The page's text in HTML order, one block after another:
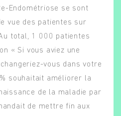
Endométriose se sont
vue des patientes sur
total, 1 000 patientes
« Si vous aviez une
vous dans votre
souhaitait améliorer la
de la maladie par
de mettre fin aux